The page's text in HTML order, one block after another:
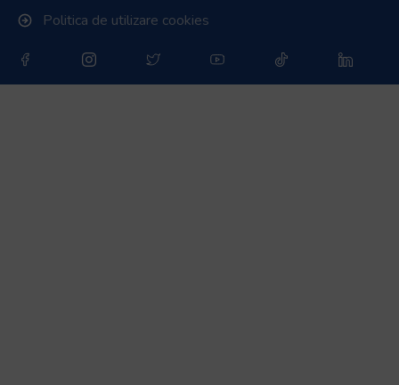
Politica de utilizare cookies